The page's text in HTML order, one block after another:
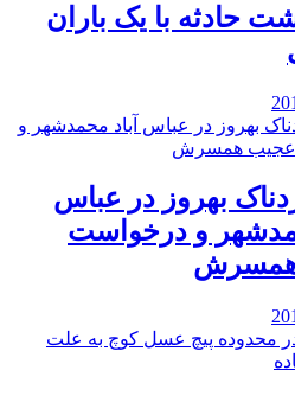
حادثه با یک باران
بهروز در عباس
و درخواست